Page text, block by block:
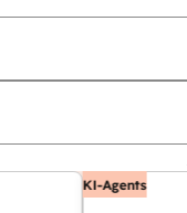
KI-Agents